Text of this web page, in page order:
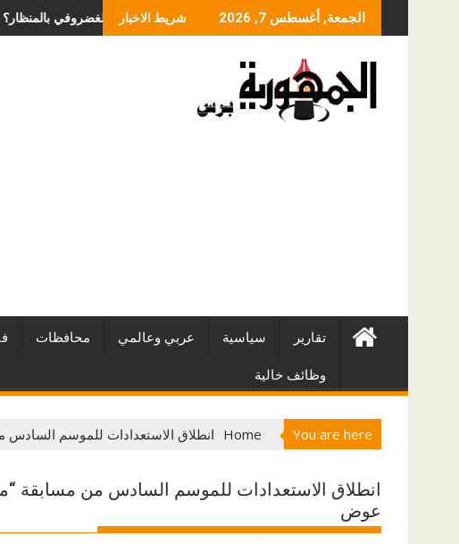
to
الجمعة, أغسطس 7, 2026 شريط الاخبارما الذي يحدد سعر عملية
تقارير سياسية عربي وعالمي محافظات
وظائف خالية
You are here
Home انطلاق الاستعدادات للموسم
انطلاق الاستعدادات للموسم السادس من مسابقة
عوض